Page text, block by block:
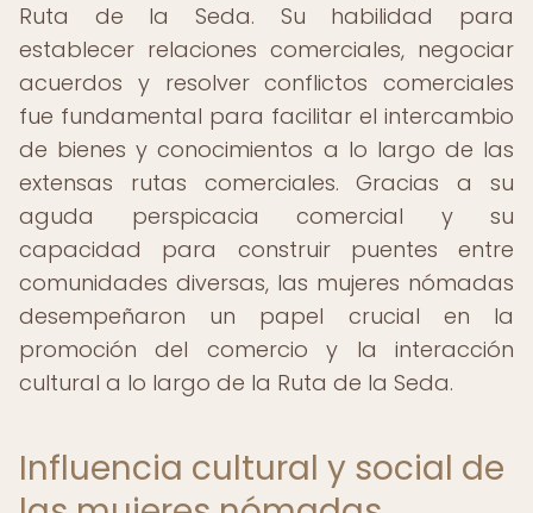
Ruta de la Seda. Su habilidad para
establecer relaciones comerciales, negociar
acuerdos y resolver conflictos comerciales
fue fundamental para facilitar el intercambio
de bienes y conocimientos a lo largo de las
extensas rutas comerciales. Gracias a su
aguda perspicacia comercial y su
capacidad para construir puentes entre
comunidades diversas, las mujeres nómadas
desempeñaron un papel crucial en la
promoción del comercio y la interacción
cultural a lo largo de la Ruta de la Seda.
Influencia cultural y social de